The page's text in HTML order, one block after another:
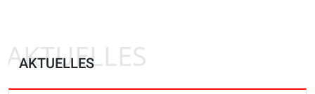
AKTUELLES
AKTUELLES